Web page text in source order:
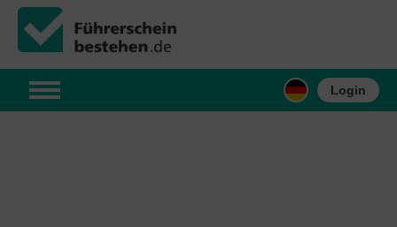
Login